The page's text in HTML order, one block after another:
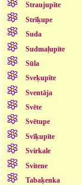
Straujupīte
Strīķupe
Suda
Sudmaļupīte
Sūla
Sveķupīte
Sventāja
Svēte
Svētupe
Svīķupīte
Svirkale
Svitene
Tabaķenka